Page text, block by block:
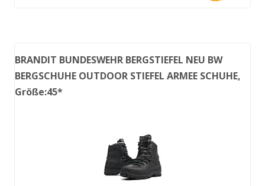
BRANDIT BUNDESWEHR BERGSTIEFEL NEU BW
BERGSCHUHE OUTDOOR STIEFEL ARMEE SCHUHE,
Größe:45*